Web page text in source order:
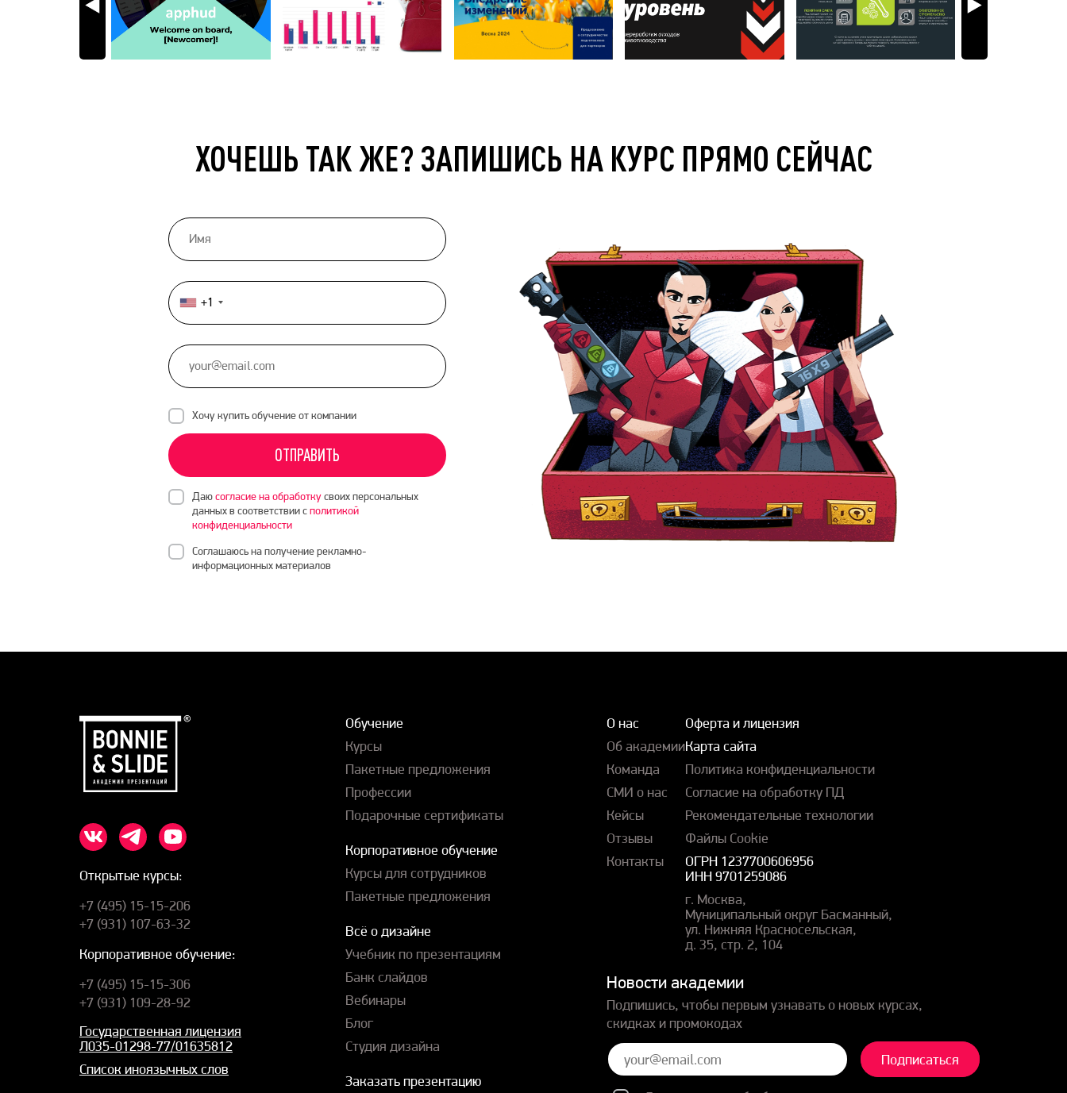
ХОЧЕШЬ ТАК ЖЕ? ЗАПИШИСЬ НА КУРС ПРЯМО СЕЙЧАС
United
States
+1
Хочу купить обучение от компании
ОТПРАВИТЬ
Даюсогласие на обработкусвоих персональных
данных в соответствии сполитикой
конфиденциальности
Соглашаюсь на получение рекламно-
информационных материалов
Открытые курсы:
+7 (495) 15-15-206
+7 (931) 107-63-32
Корпоративное обучение:
+7 (495) 15-15-306
+7 (931) 109-28-92
Государственная лицензия
Л035-01298-77/01635812
Список иноязычных слов
Обучение
Курсы
Пакетные предложения
Профессии
Подарочные сертификаты
Корпоративное обучение
Курсы для сотрудников
Пакетные предложения
Всё о дизайне
Учебник по презентациям
Банк слайдов
Вебинары
Блог
Студия дизайна
Заказать презентацию
О нас
Об академии
Команда
СМИ о нас
Кейсы
Отзывы
Контакты
Оферта и лицензия
Карта сайта
Политика конфиденциальности
Согласие на обработку ПД
Рекомендательные технологии
Файлы Cookie
ОГРН 1237700606956
ИНН 9701259086
г. Москва,
Муниципальный округ Басманный,
ул. Нижняя Красносельская,
д. 35, стр. 2, 104
Новости академии
Подпишись, чтобы первым узнавать о новых курсах,
скидках и промокодах
Подписаться